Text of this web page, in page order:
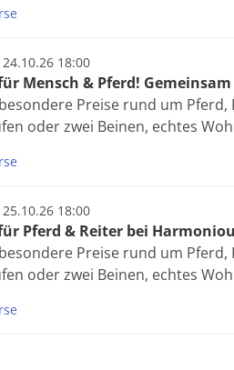
18:00
Mensch & Pferd!
Preise rund um
oder zwei Beinen, echtes
18:00
Pferd & Reiter bei
Preise rund um
oder zwei Beinen, echtes